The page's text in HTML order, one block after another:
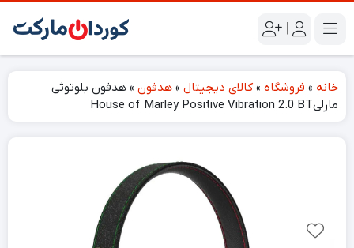
|
خانه » فروشگاه » کالای دیجیتال » هدفون » هدفون بلوتوثی
مارلیHouse of Marley Positive Vibration 2.0 BT